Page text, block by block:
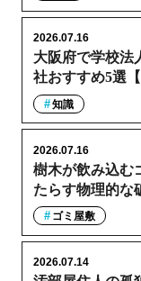
大阪府で学校法
社おすすめ5選【
2026.07.16
知識
樹木が飲み込む
たらす物理的な
2026.07.16
ゴミ屋敷
2026.07.14